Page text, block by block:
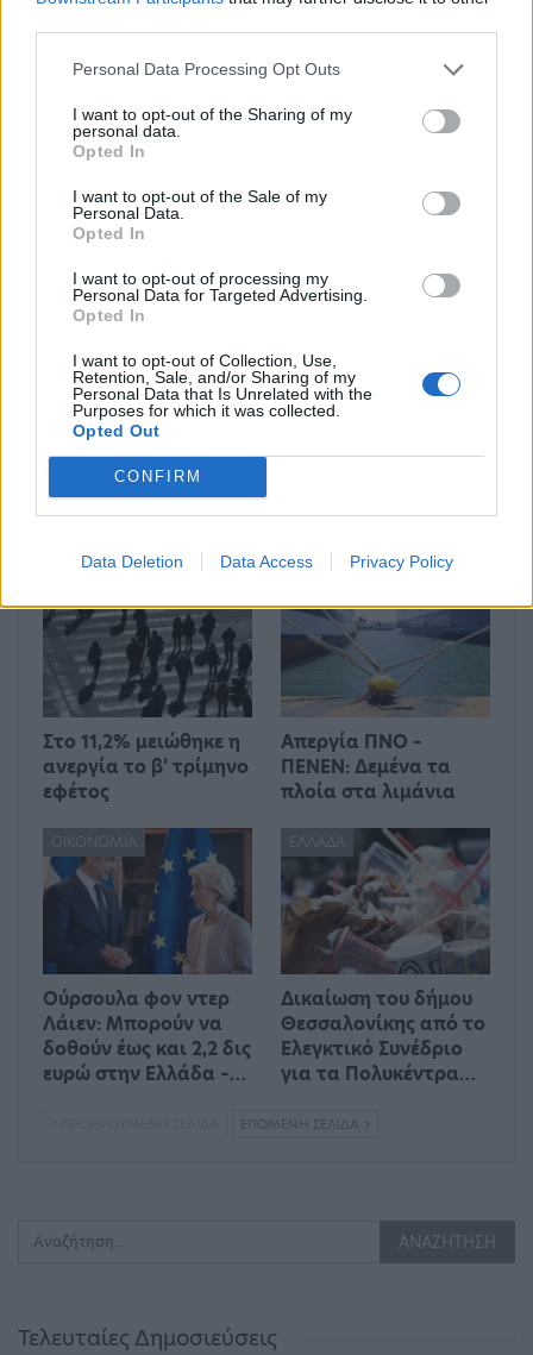
Personal Data Processing Opt Outs
I want to opt-out of the Sharing of my
personal data.
Opted In
I want to opt-out of the Sale of my
Personal Data.
Opted In
I want to opt-out of processing my
Personal Data for Targeted Advertising.
Opted In
I want to opt-out of Collection, Use,
Retention, Sale, and/or Sharing of my
Personal Data that Is Unrelated with the
Purposes for which it was collected.
Opted Out
CONFIRM
Data Deletion Data Access Privacy Policy
οι «διακοπές» τους αλλά ο τεράστιος όγκος
εργασίας που καλούνται να περαιώσουν μέσα
στο καλοκαίρι» αναφέρει η ανακοίνωση της
Ένωσης.
Βουλή τροπολογία
ΠΡΟΗΓΟΎΜΕΝΟ ΆΡΘΡΟ
ΣΥΡΙΖΑ: Κατατέθηκε
τροπολογία για την
προστασία της πρώτης
κατοικίας
ΕΠΌΜΕΝΟ ΆΡΘΡΟ
εμφάνισή του στη Βουλή
προκαλεί μόνο θλίψη»
Μπορεί επίσης να σε ενδιαφέρει
Στο 11,2% μειώθηκε η
ανεργία το β’ τρίμηνο
εφέτος
Απεργία ΠΝΟ –
ΠΕΝΕΝ: Δεμένα τα
πλοία στα λιμάνια
ΟΙΚΟΝΟΜΊΑ
Ούρσουλα φον ντερ
Λάιεν: Μπορούν να
δοθούν έως και 2,2 δις
ευρώ στην Ελλάδα –…
ΕΛΛΆΔΑ
Δικαίωση του δήμου
Θεσσαλονίκης από το
Ελεγκτικό Συνέδριο
για τα Πολυκέντρα…
ΕΠΌΜΕΝΗ ΣΕΛΊΔΑ
Τελευταίες Δημοσιεύσεις